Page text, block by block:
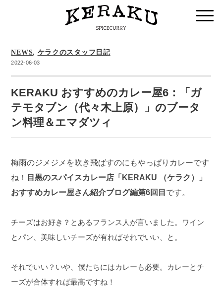
NEWS, ケラクのスタッフ日記
2022-06-03
KERAKU おすすめのカレー屋6：「ガ
テモタブン（代々木上原）」のブータ
ン料理＆エマダツィ
梅雨のジメジメを吹き飛ばすのにもやっぱりカレーです
ね！
目黒のスパイスカレー店「KERAKU （ケラク）」
おすすめカレー屋さん紹介ブログ編第6回目 です。
チーズはお好き？とあるフランス人が言いました。ワイン
とパン、美味しいチーズが有ればそれでいい、と。
それでいい？いや、僕たちにはカレーも必要。カレーとチ
ーズが合体すれば最高ですね！